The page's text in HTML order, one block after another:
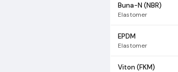
Buna-N (NBR)
Elastomer
EPDM
Elastomer
Viton (FKM)